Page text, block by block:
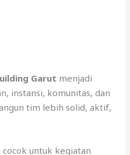
Garut menjadi
instansi, komunitas, dan
tim lebih solid, aktif,
untuk kegiatan